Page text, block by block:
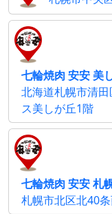
七輪焼肉 安安 美
北海道札幌市清
ス美しが丘1階
七輪焼肉 安安 札
札幌市北区北40